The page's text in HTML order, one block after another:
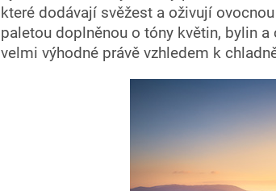
které dodávají svěžest a oživují
paletou doplněnou o tóny květin, bylin
velmi výhodné právě vzhledem k